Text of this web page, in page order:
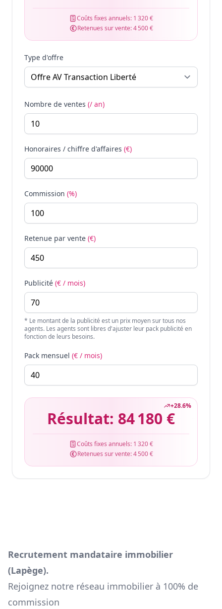
Coûts fixes annuels: 1 320 €
Retenues sur vente:4 500 €
Type d'offre
Nombre de ventes (/ an)
Honoraires / chiffre d'affaires (€)
Commission (%)
Retenue par vente (€)
Publicité (€ / mois)
* Le montant de la publicité est un prix moyen sur tous nos
agents. Les agents sont libres d'ajuster leur pack publicité en
fonction de leurs besoins.
Pack mensuel (€ / mois)
+28.6%
Résultat: 84 180 €
Coûts fixes annuels: 1 320 €
Retenues sur vente:4 500 €
Recrutement mandataire immobilier
(Lapège).
Rejoignez notre réseau immobilier à 100% de
commission